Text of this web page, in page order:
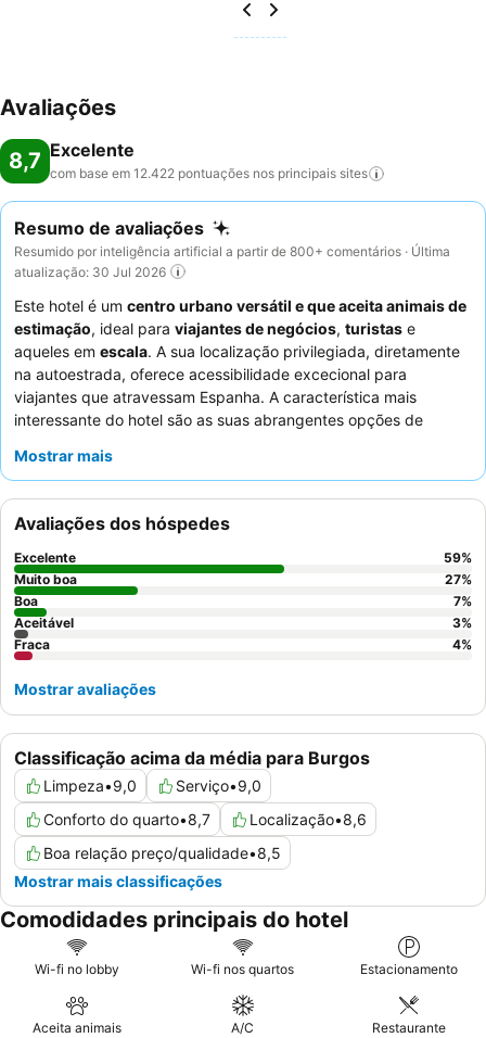
Avaliações
8,7 Excelente
com base em 12.422 pontuações nos principais sites
Resumo de avaliações
Resumido por inteligência artificial a partir de 800+ comentários · Última
atualização: 30 Jul 2026
Este hotel é um centro urbano versátil e que aceita animais de
estimação, ideal para viajantes de negócios, turistas e
aqueles em escala. A sua localização privilegiada, diretamente
na autoestrada, oferece acessibilidade excecional para
viajantes que atravessam Espanha. A característica mais
interessante do hotel são as suas abrangentes opções de
exteriores e subterrâneas. Os hóspedes elogiam
prestabilidade excecionais, e o
sempre descrito como excelente. Para uma estadia mais
tranquila, os hóspedes devem considerar solicitar um quarto
com vista para o jardim.
Mostrar mais
Classificação acima da média para Burgos
Limpeza•9,0 Serviço•9,0
Conforto do quarto•8,7 Localização•8,6
Boa relação preço/qualidade•8,5
Mostrar mais classificações
Avaliações dos hóspedes
Excelente 59%
Muito boa
27%
Boa
7%
Aceitável
3%
Fraca
4%
Mostrar avaliações
Comodidades principais do hotel
Wi-fi no lobby Wi-fi nos quartos Estacionamento
Aceita animais A/C Restaurante